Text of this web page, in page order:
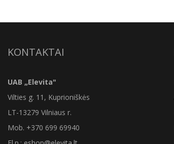
KONTAKTAI
UAB „Elevita"
Vilties g. 11, Kuprioniškės
LT-13279 Vilniaus r.
Mob. +370 699 69940